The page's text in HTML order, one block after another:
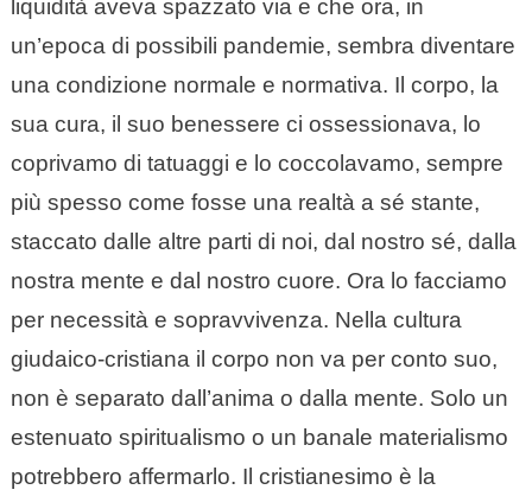
liquidità aveva spazzato via e che ora, in
un’epoca di possibili pandemie, sembra diventare
una condizione normale e normativa. Il corpo, la
sua cura, il suo benessere ci ossessionava, lo
coprivamo di tatuaggi e lo coccolavamo, sempre
più spesso come fosse una realtà a sé stante,
staccato dalle altre parti di noi, dal nostro sé, dalla
nostra mente e dal nostro cuore. Ora lo facciamo
per necessità e sopravvivenza. Nella cultura
giudaico-cristiana il corpo non va per conto suo,
non è separato dall’anima o dalla mente. Solo un
estenuato spiritualismo o un banale materialismo
potrebbero affermarlo. Il cristianesimo è la